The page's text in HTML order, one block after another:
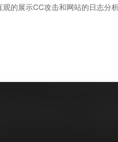
的展示CC攻击和网站的日志分